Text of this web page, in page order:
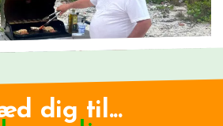
dig til...